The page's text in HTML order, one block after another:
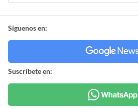
Síguenos en:
Suscríbete en: